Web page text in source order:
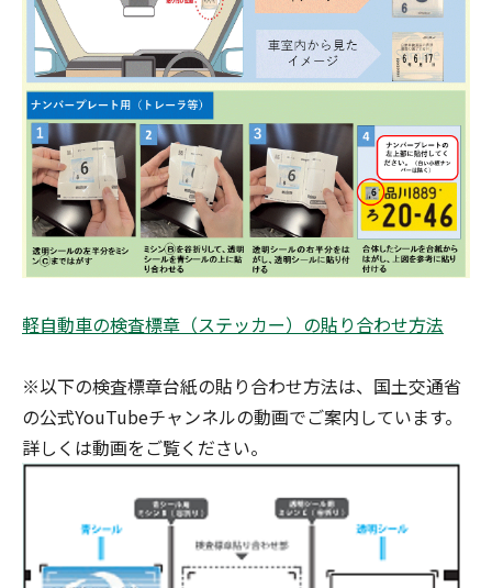
軽自動車の検査標章（ステッカー）の貼り合わせ方法
※以下の検査標章台紙の貼り合わせ方法は、国土交通省
の公式YouTubeチャンネルの動画でご案内しています。
詳しくは動画をご覧ください。